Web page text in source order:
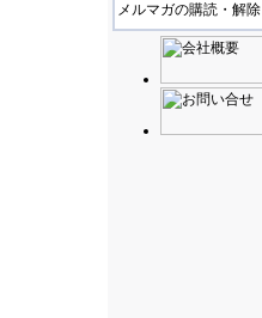
メルマガの購読・解除